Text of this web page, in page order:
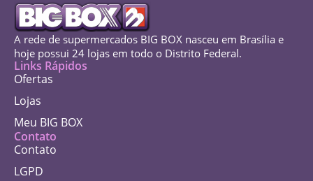
A rede de supermercados BIG BOX nasceu em Brasília e
hoje possui 24 lojas em todo o Distrito Federal.
Links Rápidos
Ofertas
Lojas
Meu BIG BOX
Contato
Contato
LGPD